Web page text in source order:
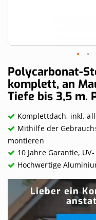
Skip
to
the
beginning
the
images
gallery
Polycarbonat-
komplett, an
Tiefe bis 3,5 m.
Komplettdach, inkl.
Mithilfe der
montieren
10 Jahre Garantie,
Hochwertige
Lieber ein